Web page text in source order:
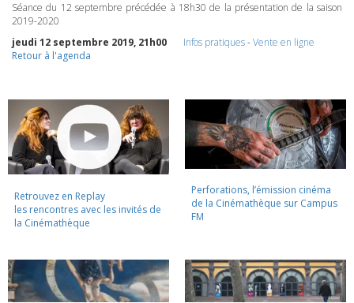
Séance du 12 septembre précédée à 18h30 de la présentation de la saison
2019-2020
jeudi 12 septembre 2019, 21h00
Infos pratiques-Vente en ligne
Retour à l'agenda
Retrouvez en Replay
les rencontres avec les invités de
la Cinémathèque
Perforations, l’émission cinéma
de la Cinémathèque sur Campus
FM